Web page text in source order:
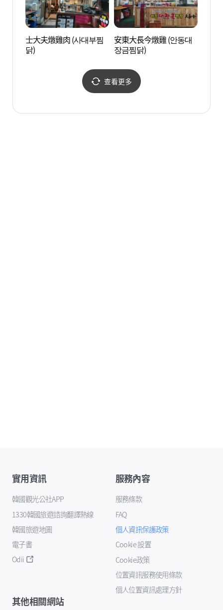
士大夫燉雞肉 (사대부찜
닭)
安東大長今燉雞 (안동대
장금찜닭)
查看更多
實用資訊
韓國觀光公社APP
1330韓國旅遊諮詢翻譯熱線
韓國旅遊地圖
電子書
Odii
服務內容
服務條款
FAQ
個人資訊保護政策
Cookie 設置
Cookie政策
位置資訊服務使用條款
個人位置資訊處理方針
其他相關網站